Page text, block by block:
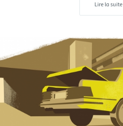
Lire la suite